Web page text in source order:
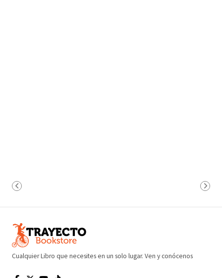
Cualquier Libro que necesites en un solo lugar. Ven y conócenos